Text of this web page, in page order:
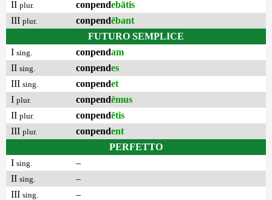
II plur. conpendebātis
III plur. conpendēbant
FUTURO SEMPLICE
I sing. conpendam
II sing. conpendes
III sing. conpendet
I plur. conpendēmus
II plur. conpendētis
III plur. conpendent
PERFETTO
I sing.
–
II sing.
–
III sing.
–